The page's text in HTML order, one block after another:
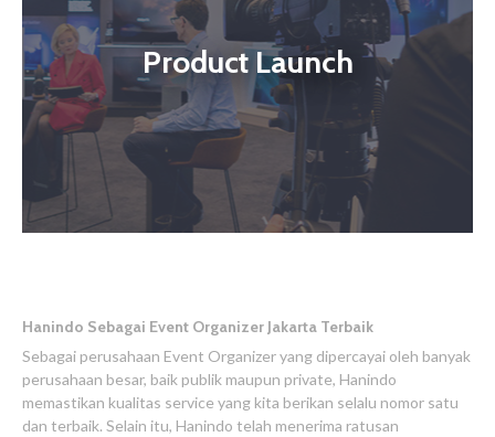
Product Launch
Hanindo Sebagai Event Organizer Jakarta Terbaik
Sebagai perusahaan Event Organizer yang dipercayai oleh banyak
perusahaan besar, baik publik maupun private, Hanindo
memastikan kualitas service yang kita berikan selalu nomor satu
dan terbaik. Selain itu, Hanindo telah menerima ratusan